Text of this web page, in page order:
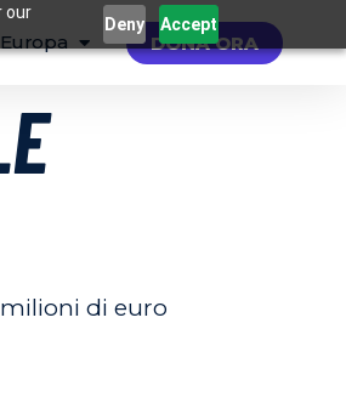
our
Deny Accept
Europa DONA ORA
di euro